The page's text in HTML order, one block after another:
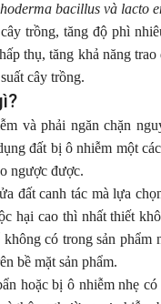
bacillus và lacto
trồng, tăng độ phì
thụ, tăng khả năng
cây trồng.
và phải ngăn chặn
đất bị ô nhiễm một
ngược được.
đất canh tác mà lựa
hại cao thì nhất thiết
có trong sản
bề mặt sản phẩm.
hoặc bị ô nhiễm nhẹ